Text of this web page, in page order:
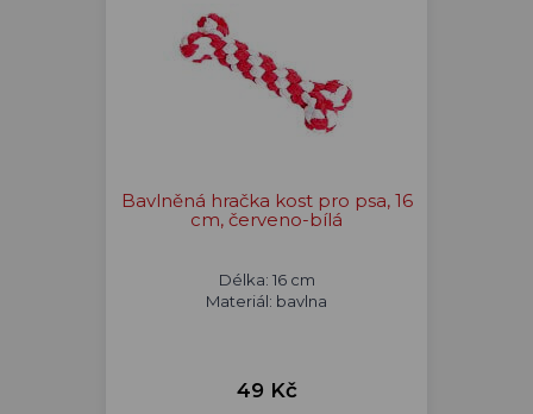
Bavlněná hračka kost pro psa, 16
cm, červeno-bílá
Délka: 16 cm
Materiál: bavlna
49 Kč